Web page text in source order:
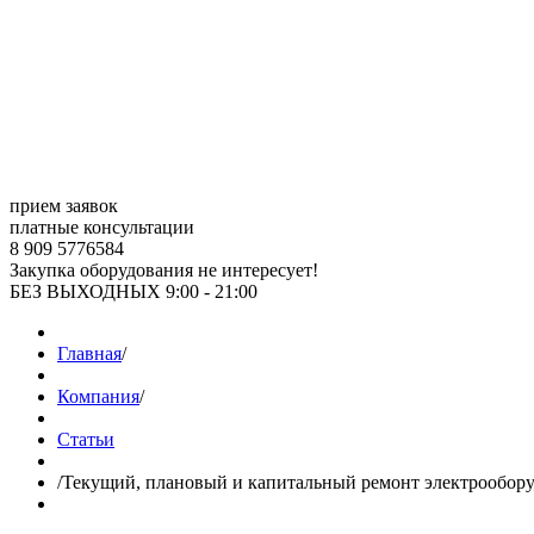
прием заявок
платные консультации
8 909 5776584
Закупка оборудования не интересует!
БЕЗ ВЫХОДНЫХ 9:00 - 21:00
Главная/
Компания/
Статьи
/Текущий, плановый и капитальный ремонт